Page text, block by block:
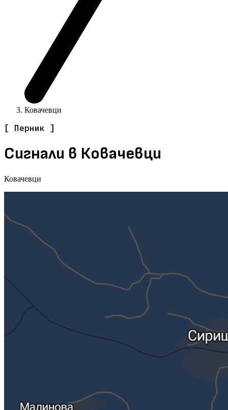
Ковачевци
[ Перник ]
Сигнали в Ковачевци
Ковачевци